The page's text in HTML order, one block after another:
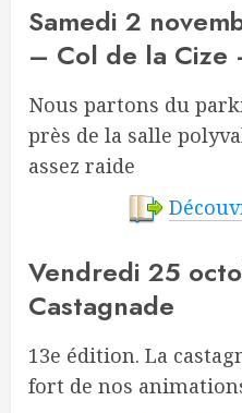
Samedi 2
– Col de la Cize
Nous partons du
près de la salle
assez raide
Vendredi 25
Castagnade
13e édition. La
fort de nos